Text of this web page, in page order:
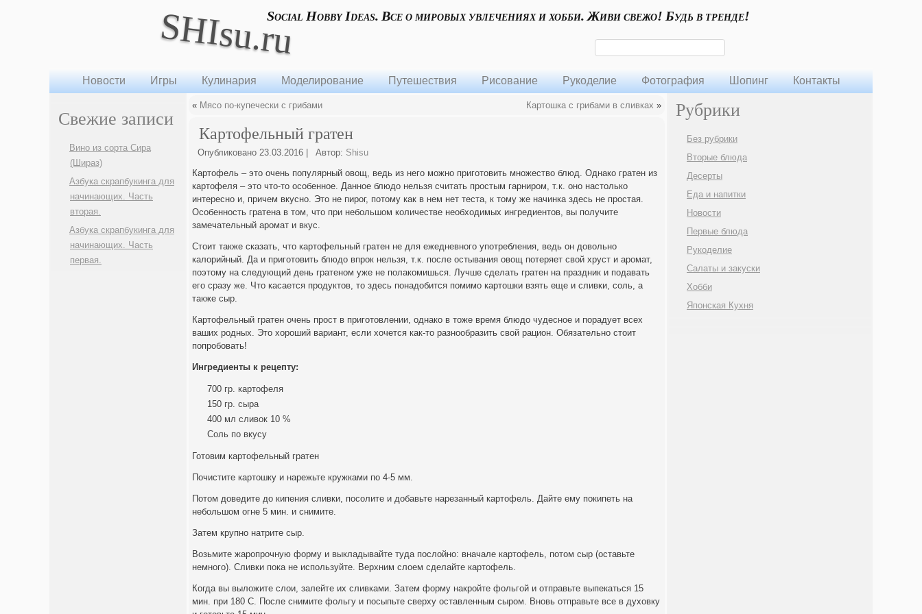
SHIsu.ruSocial Hobby Ideas. Все о мировых увлечениях и хобби. Живи свежо! Будь в тренде!
Новости Игры Кулинария Моделирование Путешествия Рисование Рукоделие Фотография Шопинг Контакты
Свежие записи
Вино из сорта Сира
(Шираз)
Азбука скрапбукинга для
начинающих. Часть
вторая.
Азбука скрапбукинга для
начинающих. Часть
первая.
« Мясо по-купечески с грибами Картошка с грибами в сливках »
Картофельный гратен
Опубликовано 23.03.2016 Автор: Shisu
Картофель – это очень популярный овощ, ведь из него можно приготовить множество блюд. Однако гратен из
картофеля – это что-то особенное. Данное блюдо нельзя считать простым гарниром, т.к. оно настолько
интересно и, причем вкусно. Это не пирог, потому как в нем нет теста, к тому же начинка здесь не простая.
Особенность гратена в том, что при небольшом количестве необходимых ингредиентов, вы получите
замечательный аромат и вкус.
Стоит также сказать, что картофельный гратен не для ежедневного употребления, ведь он довольно
калорийный. Да и приготовить блюдо впрок нельзя, т.к. после остывания овощ потеряет свой хруст и аромат,
поэтому на следующий день гратеном уже не полакомишься. Лучше сделать гратен на праздник и подавать
его сразу же. Что касается продуктов, то здесь понадобится помимо картошки взять еще и сливки, соль, а
также сыр.
Картофельный гратен очень прост в приготовлении, однако в тоже время блюдо чудесное и порадует всех
ваших родных. Это хороший вариант, если хочется как-то разнообразить свой рацион. Обязательно стоит
попробовать!
Ингредиенты к рецепту:
700 гр. картофеля
150 гр. сыра
400 мл сливок 10 %
Соль по вкусу
Готовим картофельный гратен
Почистите картошку и нарежьте кружками по 4-5 мм.
Потом доведите до кипения сливки, посолите и добавьте нарезанный картофель. Дайте ему покипеть на
небольшом огне 5 мин. и снимите.
Затем крупно натрите сыр.
Возьмите жаропрочную форму и выкладывайте туда послойно: вначале картофель, потом сыр (оставьте
немного). Сливки пока не используйте. Верхним слоем сделайте картофель.
Когда вы выложите слои, залейте их сливками. Затем форму накройте фольгой и отправьте выпекаться 15
мин. при 180 С. После снимите фольгу и посыпьте сверху оставленным сыром. Вновь отправьте все в духовку
Рубрики
Без рубрики
Вторые блюда
Десерты
Еда и напитки
Новости
Первые блюда
Рукоделие
Салаты и закуски
Хобби
Японская Кухня